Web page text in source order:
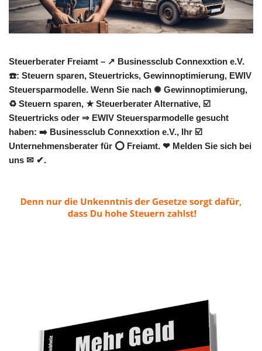
Steuerberater Freiamt – ↗️ Businessclub Connexxtion e.V.
☎️: Steuern sparen, Steuertricks, Gewinnoptimierung, EWIV
Steuersparmodelle. Wenn Sie nach ✺ Gewinnoptimierung,
♻ Steuern sparen, ★ Steuerberater Alternative, ☑️
Steuertricks oder ⇒ EWIV Steuersparmodelle gesucht
haben: ➡️ Businessclub Connexxtion e.V., Ihr ☑️
Unternehmensberater für ⭕ Freiamt. ❤ Melden Sie sich bei
uns ✉ ✔.